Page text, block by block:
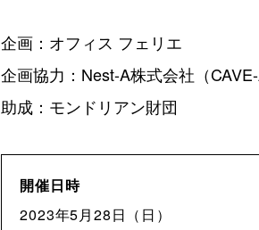
企画：オフィス フェリエ
企画協力：Nest-A株式会社（CAVE-
助成：モンドリアン財団
開催日時
2023年5月28日（日）